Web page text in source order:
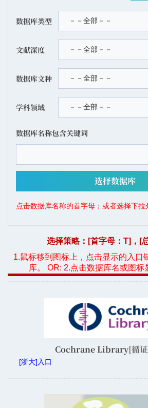
数据库类型
文献深度
数据库文种
学科领域
数据库名称包含关键词
点击数据库名称的首字母；或者选择下拉
选择策略：[首字母： T]，[
1.鼠标移到图标上，点击显示的入口
库。 OR: 2.点击数据库名或图标
Cochrane Library[循
[浙大]入口